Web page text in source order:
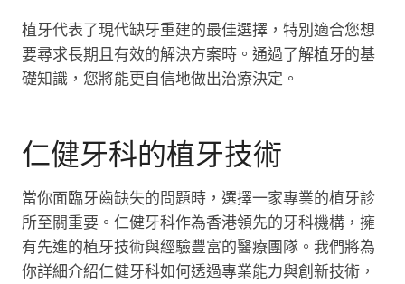
植牙代表了現代缺牙重建的最佳選擇，特別適合您想
要尋求長期且有效的解決方案時。通過了解植牙的基
礎知識，您將能更自信地做出治療決定。
仁健牙科的植牙技術
當你面臨牙齒缺失的問題時，選擇一家專業的植牙診
所至關重要。仁健牙科作為香港領先的牙科機構，擁
有先進的植牙技術與經驗豐富的醫療團隊。我們將為
你詳細介紹仁健牙科如何透過專業能力與創新技術，